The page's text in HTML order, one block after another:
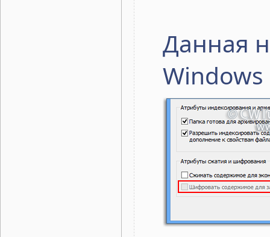
Данная
Windows